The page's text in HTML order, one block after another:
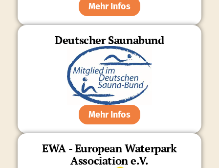
Mehr Infos
Deutscher Saunabund
Mehr Infos
EWA - European Waterpark
Association e.V.